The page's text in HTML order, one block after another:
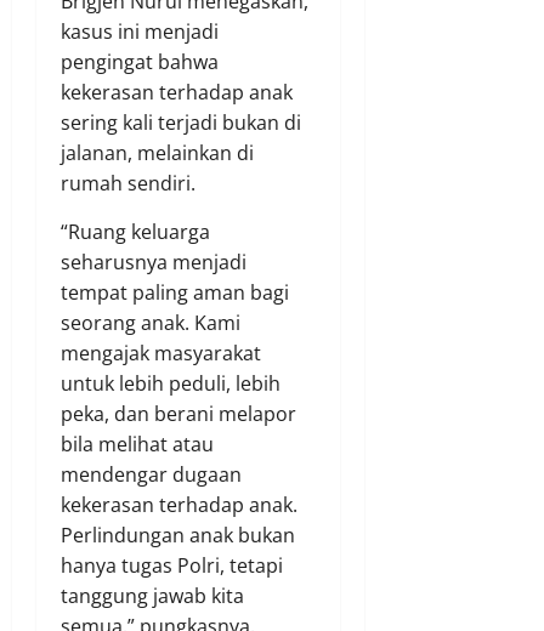
kasus ini menjadi
pengingat bahwa
kekerasan terhadap anak
sering kali terjadi bukan di
jalanan, melainkan di
rumah sendiri.
“Ruang keluarga
seharusnya menjadi
tempat paling aman bagi
seorang anak. Kami
mengajak masyarakat
untuk lebih peduli, lebih
peka, dan berani melapor
bila melihat atau
mendengar dugaan
kekerasan terhadap anak.
Perlindungan anak bukan
hanya tugas Polri, tetapi
tanggung jawab kita